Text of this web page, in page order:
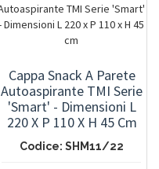
Cappa Snack A Parete
Autoaspirante TMI Serie
'Smart' - Dimensioni L
220 X P 110 X H 45 Cm
Codice: SHM11/22